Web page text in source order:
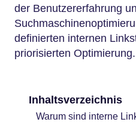
der Benutzererfahrung
definierten internen
priorisierten Optimierung.
Inhaltsverzeichnis
Warum sind interne